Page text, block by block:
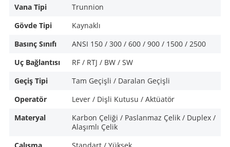
Vana Tipi
Trunnion
Gövde Tipi
Kaynaklı
Basınç Sınıfı
ANSI 150 / 300 / 600 / 900 / 1500 / 2500
Uç Bağlantısı
RF / RTJ / BW / SW
Geçiş Tipi
Tam Geçişli / Daralan Geçişli
Operatör
Lever / Dişli Kutusu / Aktüatör
Materyal
Karbon Çeliği / Paslanmaz Çelik / Duplex /
Alaşımlı Çelik